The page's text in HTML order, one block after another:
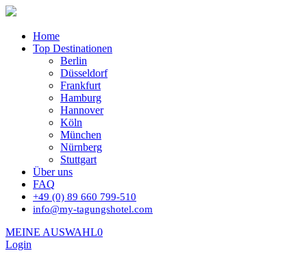
Home
Top Destinationen
Berlin
Düsseldorf
Frankfurt
Hamburg
Hannover
Köln
München
Nürnberg
Stuttgart
Über uns
FAQ
+49 (0) 89 660 799-510
info@my-tagungshotel.com
MEINE AUSWAHL0
Login